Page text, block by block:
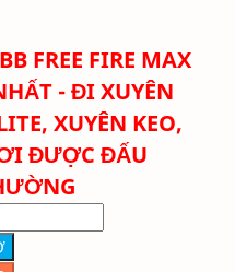
FREE FIRE MAX
- ĐI XUYÊN
XUYÊN KEO,
ĐƯỢC ĐẤU